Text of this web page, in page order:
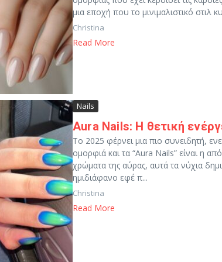
μια εποχή που το μινιμαλιστικό στιλ
Christina
Read More
Nails
Aura Nails: Η θετική
Το 2025 φέρνει μια πιο συνειδητή,
ομορφιά και τα “Aura Nails” είναι η
χρώματα της αύρας, αυτά τα νύχια
ημιδιάφανο εφέ π...
Christina
Read More